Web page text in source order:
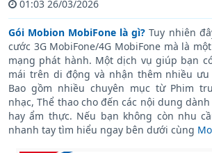
01:03 26/03/2026
Gói Mobion MobiFone là gì? Tuy nhiên
cước 3G MobiFone/4G MobiFone mà là
mạng phát hành. Một dịch vụ giúp bạn
mái trên di động và nhận thêm nhiều ưu
Bao gồm nhiều chuyên mục từ Phim
nhạc, Thể thao cho đến các nội dung
hay ẩm thực. Nếu bạn không còn nhu
nhanh tay tìm hiểu ngay bên dưới cùng